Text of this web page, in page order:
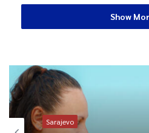
boravište, bez prethodnog
privremeno oduzimaju putne
Uzunoviću je 8. decembra određen
Državno tužilaštvo je u srijedu
Show
Sarajevo